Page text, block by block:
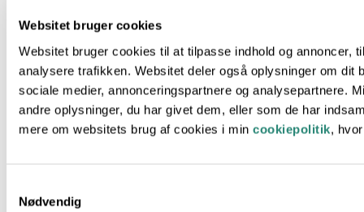
Websitet bruger cookies
Websitet bruger cookies til at tilpasse indhold og annoncer,
analysere trafikken. Websitet deler også oplysninger om dit
sociale medier, annonceringspartnere og analysepartnere.
andre oplysninger, du har givet dem, eller som de har
mere om websitets brug af cookies i min cookiepolitik,
Nødvendig
Hverdagsmad med omtanke
Forårssalat med Rygeostcreme
Ovnbagte figner med gedeost